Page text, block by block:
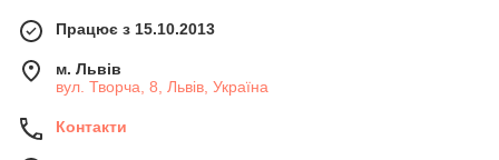
Працює з 15.10.2013
м. Львів
вул. Творча, 8, Львів, Україна
Контакти